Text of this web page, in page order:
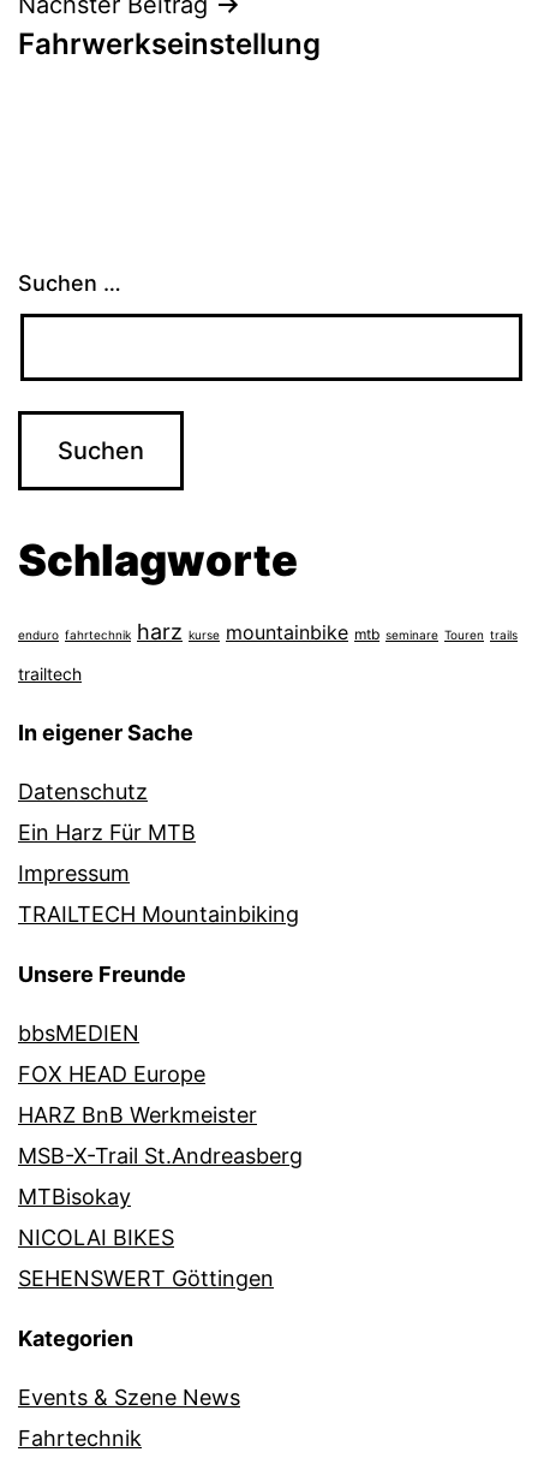
Fahrwerkseinstellung
Suchen …
Schlagworte
enduro fahrtechnik harz kurse mountainbike mtb seminare Touren trails
trailtech
In eigener Sache
Datenschutz
Ein Harz Für MTB
Impressum
TRAILTECH Mountainbiking
Unsere Freunde
bbsMEDIEN
FOX HEAD Europe
HARZ BnB Werkmeister
MSB-X-Trail St.Andreasberg
MTBisokay
NICOLAI BIKES
SEHENSWERT Göttingen
Kategorien
Events & Szene News
Fahrtechnik